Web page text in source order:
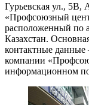
Гурьевская ул., 5В,
«Профсоюзный
расположенный по
Казахстан.
контактные данные
компании
информационном